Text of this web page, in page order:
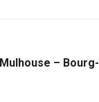
– Bourg-